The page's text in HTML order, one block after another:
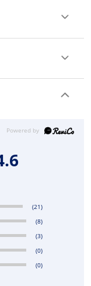
(21)
(8)
(3)
(0)
(0)